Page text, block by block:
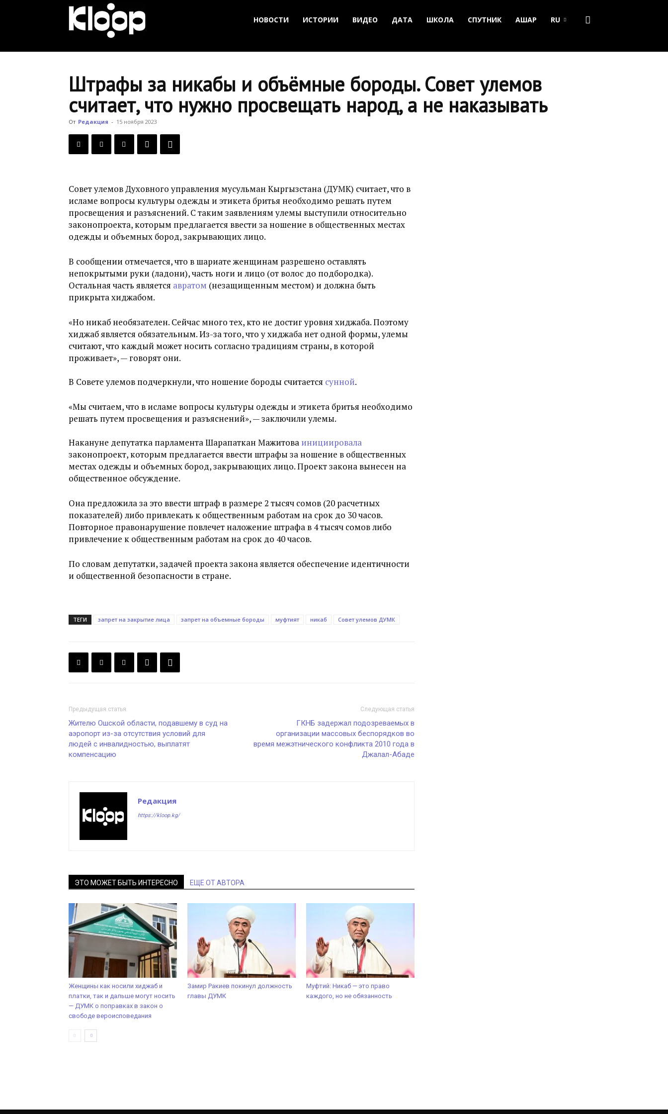
Новости
Кыргызстана
НОВОСТИ ИСТОРИИ ВИДЕО ДАТА ШКОЛА СПУТНИК АШАР RU
Штрафы за никабы и объёмные бороды. Совет улемов
считает, что нужно просвещать народ, а не наказывать
От Редакция - 15 ноября 2023
Совет улемов Духовного управления мусульман Кыргызстана (ДУМК) считает, что в
исламе вопросы культуры одежды и этикета бритья необходимо решать путем
просвещения и разъяснений. С таким заявлениям улемы выступили относительно
законопроекта, которым предлагается ввести за ношение в общественных местах
одежды и объемных бород, закрывающих лицо.
В сообщении отмечается, что в шариате женщинам разрешено оставлять
непокрытыми руки (ладони), часть ноги и лицо (от волос до подбородка).
Остальная часть является авратом (незащищенным местом) и должна быть
прикрыта хиджабом.
«Но никаб необязателен. Сейчас много тех, кто не достиг уровня хиджаба. Поэтому
хиджаб является обязательным. Из-за того, что у хиджаба нет одной формы, улемы
считают, что каждый может носить согласно традициям страны, в которой
проживает», — говорят они.
В Совете улемов подчеркнули, что ношение бороды считается сунной.
«Мы считаем, что в исламе вопросы культуры одежды и этикета бритья необходимо
решать путем просвещения и разъяснений», — заключили улемы.
Накануне депутатка парламента Шарапаткан Мажитова инициировала
законопроект, которым предлагается ввести штрафы за ношение в общественных
местах одежды и объемных бород, закрывающих лицо. Проект закона вынесен на
общественное обсуждение.
Она предложила за это ввести штраф в размере 2 тысяч сомов (20 расчетных
показателей) либо привлекать к общественным работам на срок до 30 часов.
Повторное правонарушение повлечет наложение штрафа в 4 тысяч сомов либо
привлечение к общественным работам на срок до 40 часов.
По словам депутатки, задачей проекта закона является обеспечение идентичности
и общественной безопасности в стране.
ТЕГИ запрет на закрытие лица запрет на объемные бороды муфтият никаб Совет улемов ДУМК
Предыдущая статья
Жителю Ошской области, подавшему в суд на
аэропорт из-за отсутствия условий для
людей с инвалидностью, выплатят
компенсацию
Следующая статья
ГКНБ задержал подозреваемых в
организации массовых беспорядков во
время межэтнического конфликта 2010 года в
Джалал-Абаде
Редакция
https://kloop.kg/
ЭТО МОЖЕТ БЫТЬ ИНТЕРЕСНО ЕЩЕ ОТ АВТОРА
Женщины как носили хиджаб и
платки, так и дальше могут носить
— ДУМК о поправках в закон о
свободе вероисповедания
Замир Ракиев покинул должность
главы ДУМК
Муфтий: Никаб — это право
каждого, но не обязанность